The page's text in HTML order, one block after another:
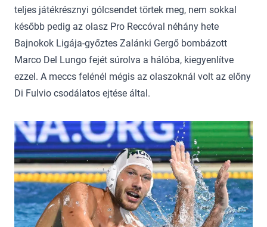
teljes játékrésznyi gólcsendet törtek meg, nem sokkal
később pedig az olasz Pro Reccóval néhány hete
Bajnokok Ligája-győztes Zalánki Gergő bombázott
Marco Del Lungo fejét súrolva a hálóba, kiegyenlítve
ezzel. A meccs felénél mégis az olaszoknál volt az előny
Di Fulvio csodálatos ejtése által.